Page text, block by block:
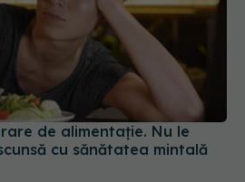
de alimentație. Nu le
cu sănătatea mintală